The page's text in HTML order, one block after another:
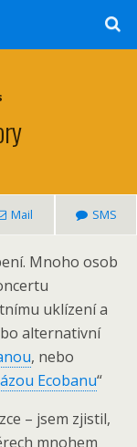
Mail SMS
Mnoho osob
uklízení a
alternativní
, nebo
Ecobanu“
– jsem zjistil,
mnohem